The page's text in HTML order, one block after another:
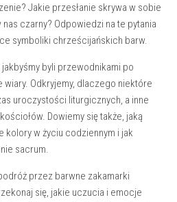
Jakie przesłanie skrywa w sobie
nas​ czarny? Odpowiedzi na te pytania
symboliki chrześcijańskich barw.
byli przewodnikami po
wiary.⁣ Odkryjemy, dlaczego niektóre
uroczystości ⁣liturgicznych, a inne
Dowiemy się także, jaką
kolory w⁣ życiu codziennym i jak
sacrum.
przez barwne zakamarki
się, jakie‍ uczucia i emocje